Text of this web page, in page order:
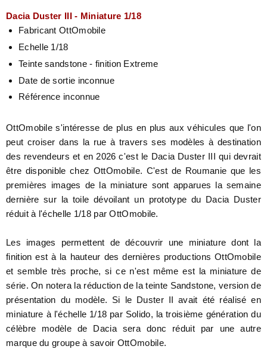
Dacia Duster III - Miniature 1/18
Fabricant OttOmobile
Echelle 1/18
Teinte sandstone - finition Extreme
Date de sortie inconnue
Référence inconnue
OttOmobile s'intéresse de plus en plus aux véhicules que l'on
peut croiser dans la rue à travers ses modèles à destination
des revendeurs et en 2026 c'est le Dacia Duster III qui devrait
être disponible chez OttOmobile. C'est de Roumanie que les
premières images de la miniature sont apparues la semaine
dernière sur la toile dévoilant un prototype du Dacia Duster
réduit à l'échelle 1/18 par OttOmobile.
Les images permettent de découvrir une miniature dont la
finition est à la hauteur des dernières productions OttOmobile
et semble très proche, si ce n'est même est la miniature de
série. On notera la réduction de la teinte Sandstone, version de
présentation du modèle. Si le Duster II avait été réalisé en
miniature à l'échelle 1/18 par Solido, la troisième génération du
célèbre modèle de Dacia sera donc réduit par une autre
marque du groupe à savoir OttOmobile.